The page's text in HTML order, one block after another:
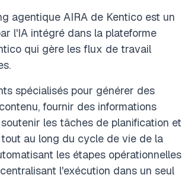
agentique AIRA de Kentico est un
l'IA intégré dans la plateforme
qui gère les flux de travail
spécialisés pour générer des
fournir des informations
les tâches de planification et
au long du cycle de vie de la
les étapes opérationnelles
l'exécution dans un seul